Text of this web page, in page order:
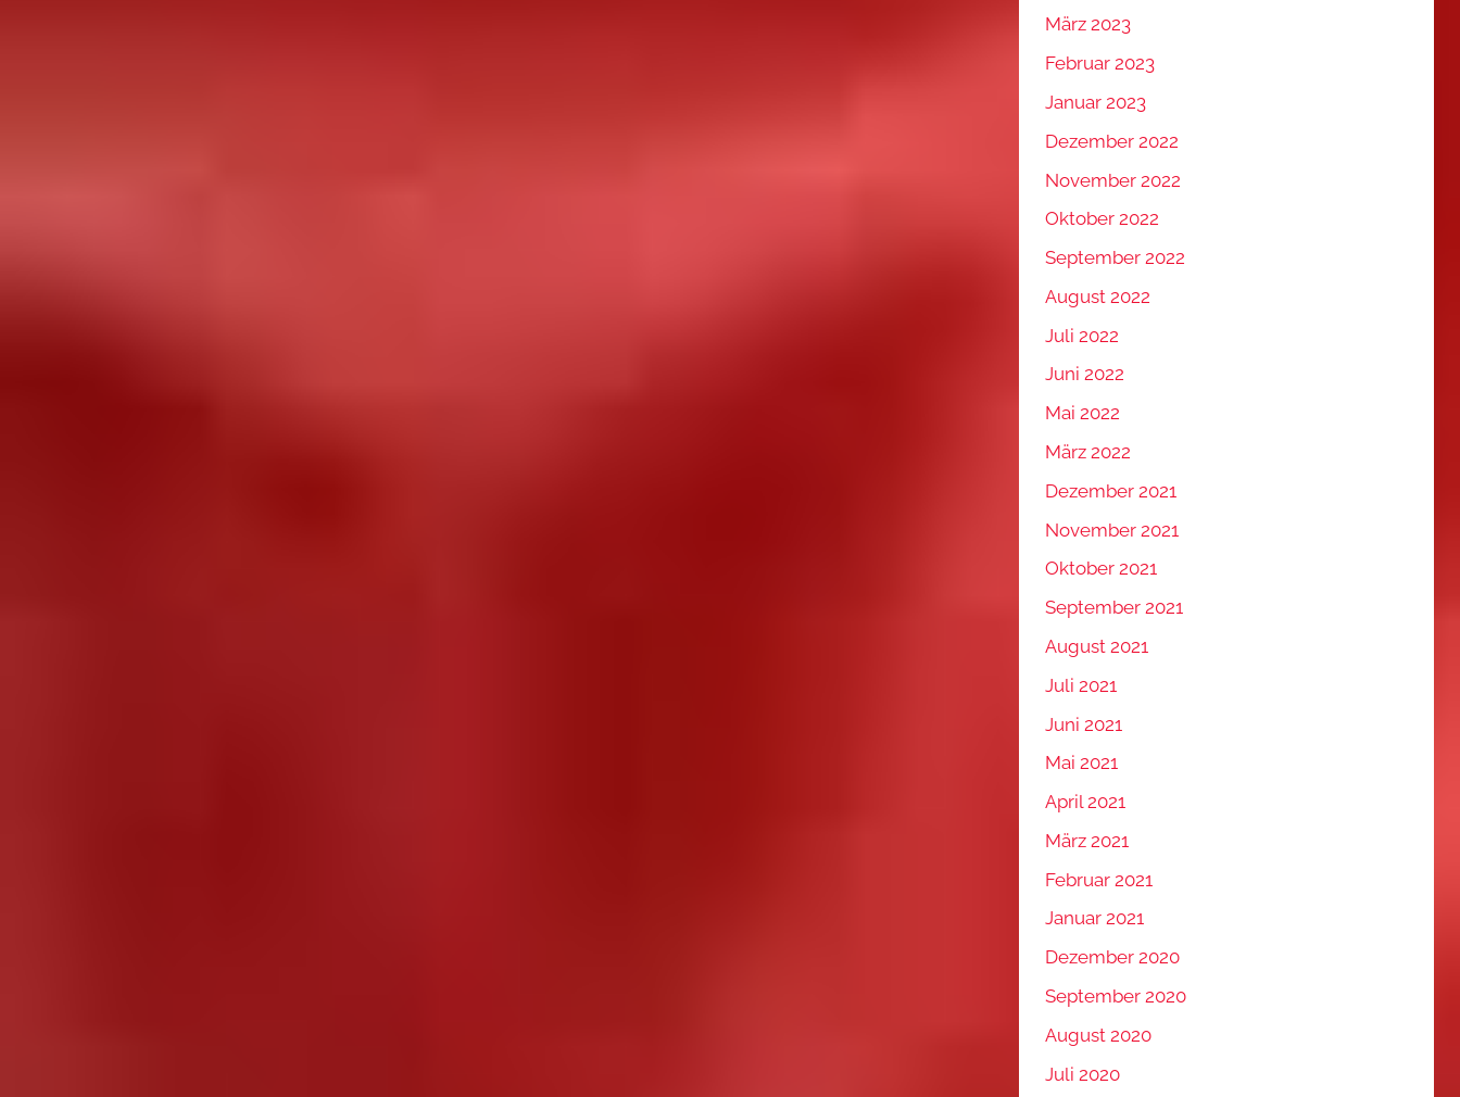
März 2023
Februar 2023
Januar 2023
Dezember 2022
November 2022
Oktober 2022
September 2022
August 2022
Juli 2022
Juni 2022
Mai 2022
März 2022
Dezember 2021
November 2021
Oktober 2021
September 2021
August 2021
Juli 2021
Juni 2021
Mai 2021
April 2021
März 2021
Februar 2021
Januar 2021
Dezember 2020
September 2020
August 2020
Juli 2020